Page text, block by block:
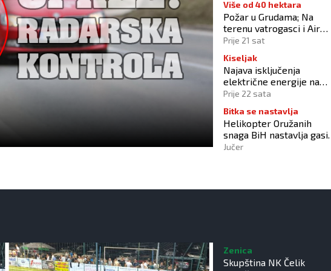
Više od 40 hektara
Požar u Grudama; Na
terenu vatrogasci i Air
Tractori
Prije 21 sat
Kiseljak
Najava isključenja
električne energije na
dalekovodu DV 10 kV
Prije 22 sata
Bitka se nastavlja
Helikopter Oružanih
snaga BiH nastavlja
požar na području
Jučer
Zenica
Skupština NK Čelik